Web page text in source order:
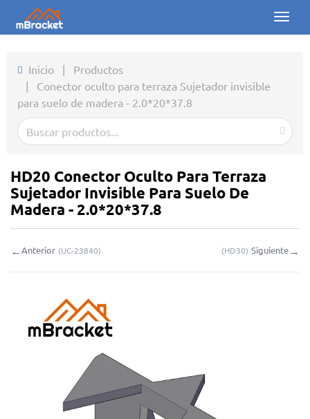
Toggle
Productos
Sobre nosotros
Descargas
Mis consultas
Inicio | Productos
| Conector oculto para terraza Sujetador invisible
para suelo de madera - 2.0*20*37.8
HD20 Conector Oculto Para Terraza
Sujetador Invisible Para Suelo De
Madera - 2.0*20*37.8
←Anterior (UC-23840) (HD30) Siguiente→